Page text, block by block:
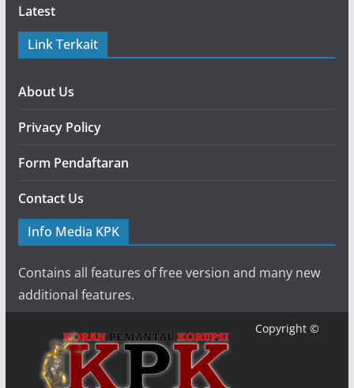
Latest
Link Terkait
About Us
Privacy Policy
Form Pendaftaran
Contact Us
Info Media KPK
Contains all features of free version and many new
additional features.
Copyright ©